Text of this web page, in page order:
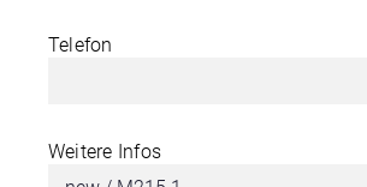
Telefon
Weitere Infos